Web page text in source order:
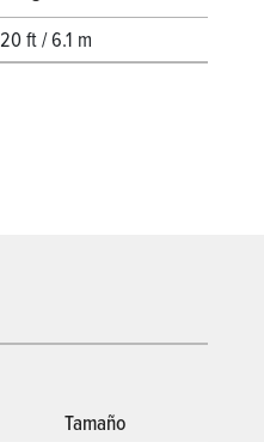
20 ft / 6.1 m
Tamaño